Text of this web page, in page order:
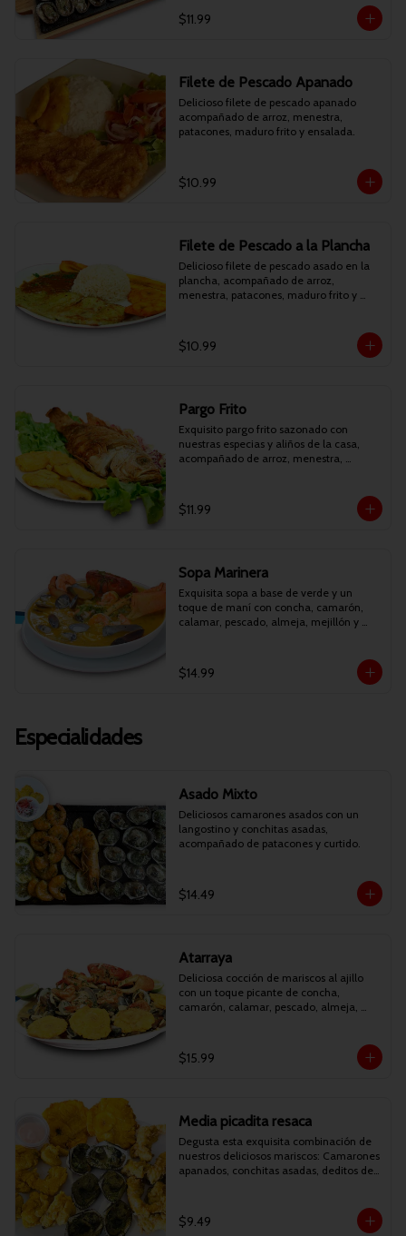
$11.99
Filete de Pescado Apanado
Delicioso filete de pescado apanado
acompañado de arroz, menestra,
patacones, maduro frito y ensalada.
$10.99
Filete de Pescado a la Plancha
Delicioso filete de pescado asado en la
plancha, acompañado de arroz,
menestra, patacones, maduro frito y
$10.99
Pargo Frito
Exquisito pargo frito sazonado con
nuestras especias y aliños de la casa,
acompañado de arroz, menestra,
$11.99
Sopa Marinera
Exquisita sopa a base de verde y un
toque de maní con concha, camarón,
calamar, pescado, almeja, mejillón y
$14.99
Especialidades
Asado Mixto
Deliciosos camarones asados con un
langostino y conchitas asadas,
acompañado de patacones y curtido.
$14.49
Atarraya
Deliciosa cocción de mariscos al ajillo
con un toque picante de concha,
camarón, calamar, pescado, almeja,
ENTRE CANGREJO O LANGOSTINO).
$15.99
Media picadita resaca
Degusta esta exquisita combinación de
nuestros deliciosos mariscos: Camarones
apanados, conchitas asadas, deditos de
$9.49